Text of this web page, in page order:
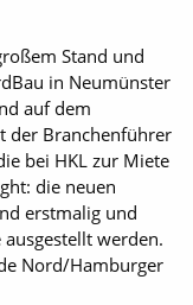
Stand und
in Neumünster
auf dem
der Branchenführer
bei HKL zur Miete
die neuen
erstmalig und
werden.
Nord/Hamburger